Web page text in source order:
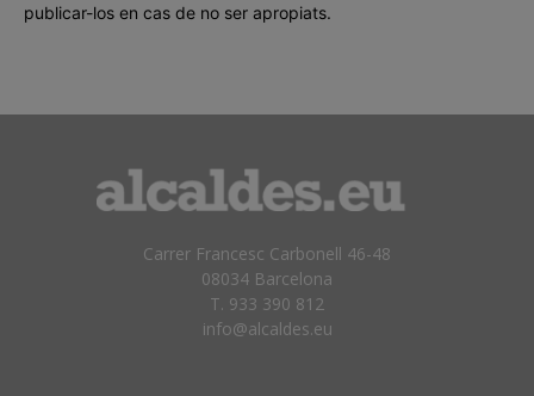
publicar-los en cas de no ser apropiats.
Carrer Francesc Carbonell 46-48
08034 Barcelona
T. 933 390 812
info@alcaldes.eu